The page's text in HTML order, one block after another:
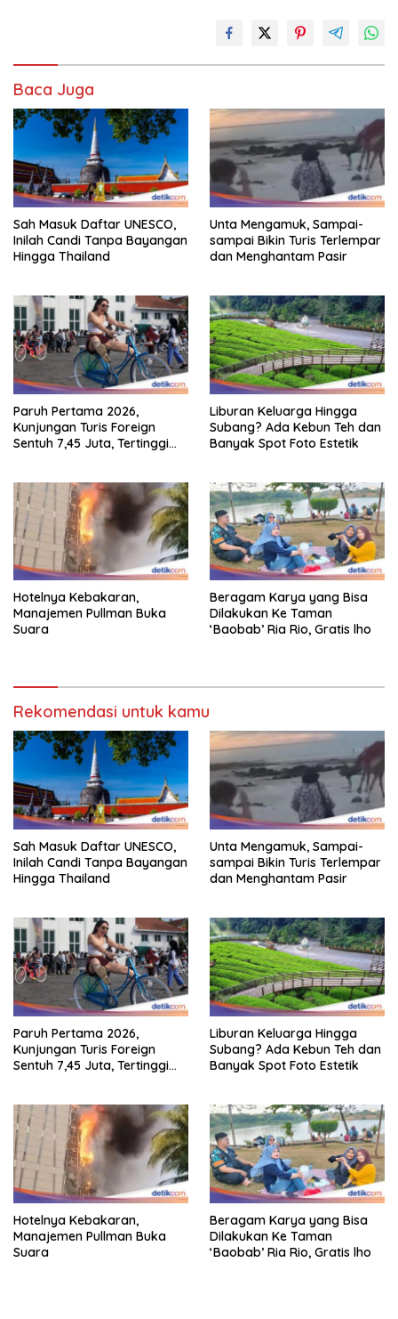
Baca Juga
Sah Masuk Daftar UNESCO,
Inilah Candi Tanpa Bayangan
Hingga Thailand
Unta Mengamuk, Sampai-
sampai Bikin Turis Terlempar
dan Menghantam Pasir
Paruh Pertama 2026,
Kunjungan Turis Foreign
Sentuh 7,45 Juta, Tertinggi
Liburan Keluarga Hingga
Subang? Ada Kebun Teh dan
Banyak Spot Foto Estetik
Hotelnya Kebakaran,
Manajemen Pullman Buka
Suara
Beragam Karya yang Bisa
Dilakukan Ke Taman
‘Baobab’ Ria Rio, Gratis lho
Rekomendasi untuk kamu
Sah Masuk Daftar UNESCO,
Inilah Candi Tanpa Bayangan
Hingga Thailand
Unta Mengamuk, Sampai-
sampai Bikin Turis Terlempar
dan Menghantam Pasir
Paruh Pertama 2026,
Kunjungan Turis Foreign
Sentuh 7,45 Juta, Tertinggi
Liburan Keluarga Hingga
Subang? Ada Kebun Teh dan
Banyak Spot Foto Estetik
Hotelnya Kebakaran,
Manajemen Pullman Buka
Suara
Beragam Karya yang Bisa
Dilakukan Ke Taman
‘Baobab’ Ria Rio, Gratis lho